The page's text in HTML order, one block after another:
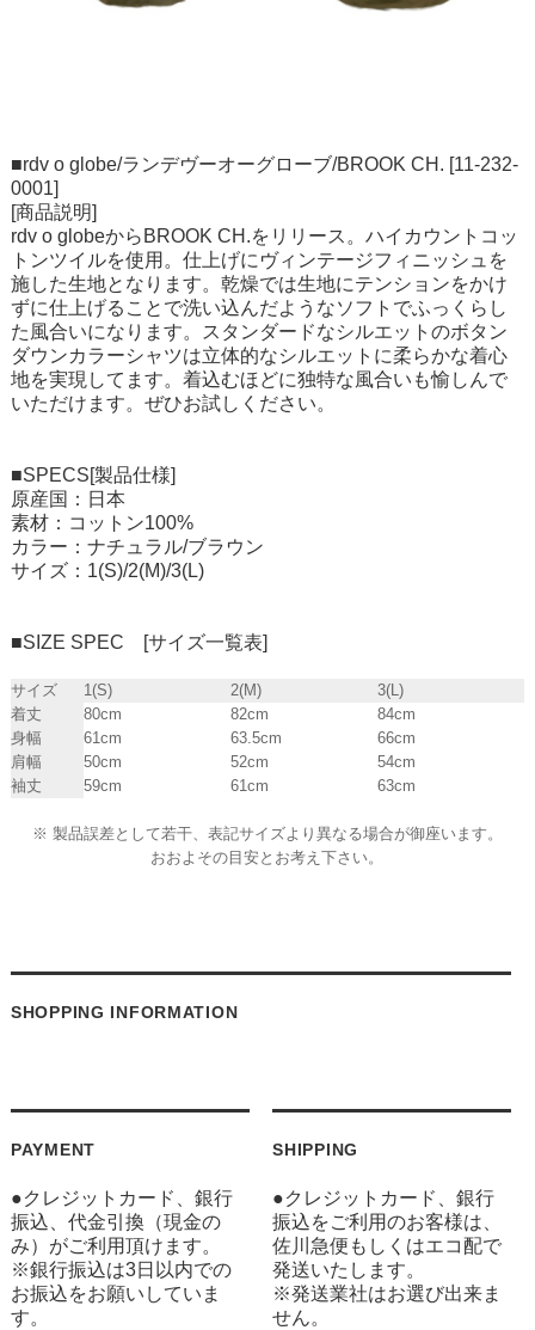
■rdv o globe/ランデヴーオーグローブ/BROOK CH. [11-232-
0001]
[商品説明]
rdv o globeからBROOK CH.をリリース。ハイカウントコッ
トンツイルを使用。仕上げにヴィンテージフィニッシュを
施した生地となります。乾燥では生地にテンションをかけ
ずに仕上げることで洗い込んだようなソフトでふっくらし
た風合いになります。スタンダードなシルエットのボタン
ダウンカラーシャツは立体的なシルエットに柔らかな着心
地を実現してます。着込むほどに独特な風合いも愉しんで
いただけます。ぜひお試しください。
■SPECS[製品仕様]
原産国：日本
素材：コットン100%
カラー：ナチュラル/ブラウン
サイズ：1(S)/2(M)/3(L)
■SIZE SPEC [サイズ一覧表]
サイズ 1(S) 2(M)
3(L)
着丈
80cm 82cm
84cm
身幅
61cm 63.5cm
66cm
肩幅
50cm 52cm
54cm
袖丈
59cm 61cm 63cm
※ 製品誤差として若干、表記サイズより異なる場合が御座います。
おおよその目安とお考え下さい。
SHOPPING INFORMATION
PAYMENT
●クレジットカード、銀行
振込、代金引換（現金の
み）がご利用頂けます。
※銀行振込は3日以内での
お振込をお願いしていま
す。
SHIPPING
●クレジットカード、銀行
振込をご利用のお客様は、
佐川急便もしくはエコ配で
発送いたします。
※発送業社はお選び出来ま
せん。